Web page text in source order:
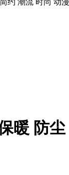
约 潮流 时尚 动
暖 防